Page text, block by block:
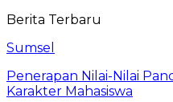
Berita Terbaru
Sumsel
Penerapan Nilai-Nilai
Karakter Mahasiswa